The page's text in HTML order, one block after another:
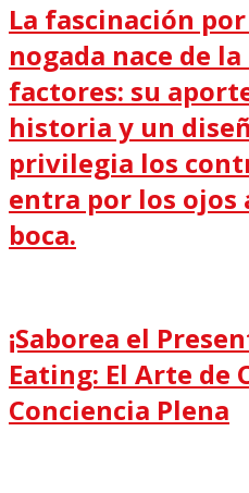
La fascinación
nogada nace de
factores: su
historia y un
privilegia los
entra por los ojos
boca.
¡Saborea el
Eating: El Arte de
Conciencia Plena